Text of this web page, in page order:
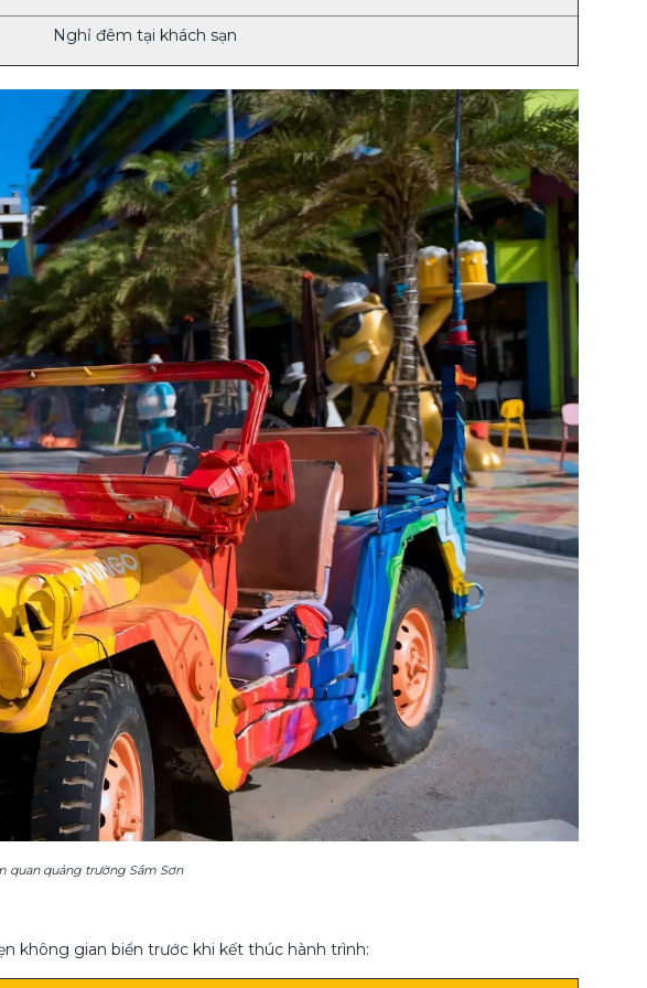
Nghỉ đêm tại khách sạn
quan quảng trường Sầm Sơn
không gian biển trước khi kết thúc hành trình: